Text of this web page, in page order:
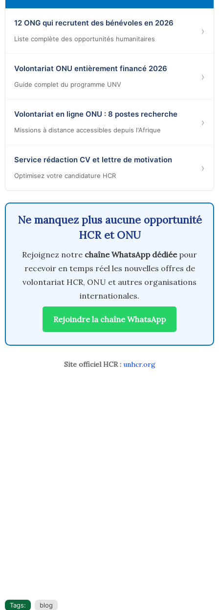
12 ONG qui recrutent des bénévoles en 2026
Liste complète des opportunités humanitaires
›
Volontariat ONU entièrement financé 2026
Guide complet du programme UNV
›
Volontariat en ligne ONU : 8 postes recherche
Missions à distance accessibles depuis l'Afrique
›
Service rédaction CV et lettre de motivation
Optimisez votre candidature HCR
›
Ne manquez plus aucune opportunité
HCR et ONU
Rejoignez notre chaîne WhatsApp dédiéepour
recevoir en temps réel les nouvelles offres de
volontariat HCR, ONU et autres organisations
internationales.
Rejoindre la chaîne WhatsApp
Site officiel HCR : unhcr.org
Tags: blog